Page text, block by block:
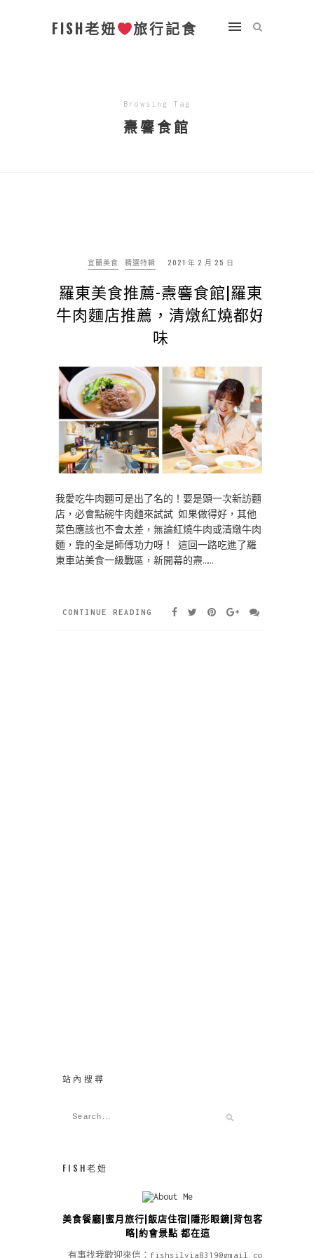
FISH老妞 旅行記食
Browsing Tag
燾麘食館
宜蘭美食 精選特輯 2021 年 2 月 25 日
羅東美食推薦-燾麘食館|羅東
牛肉麵店推薦，清燉紅燒都好
味
我愛吃牛肉麵可是出了名的！要是頭一次新訪麵
店，必會點碗牛肉麵來試試 如果做得好，其他
菜色應該也不會太差，無論紅燒牛肉或清燉牛肉
麵，靠的全是師傅功力呀！ 這回一路吃進了羅
東車站美食一級戰區，新開幕的燾……
CONTINUE READING
站內搜尋
FISH老妞
美食餐廳|蜜月旅行|飯店住宿|隱形眼鏡|背包客攻
略|約會景點 都在這
有事找我歡迎來信：fishsilvia8319@gmail.com